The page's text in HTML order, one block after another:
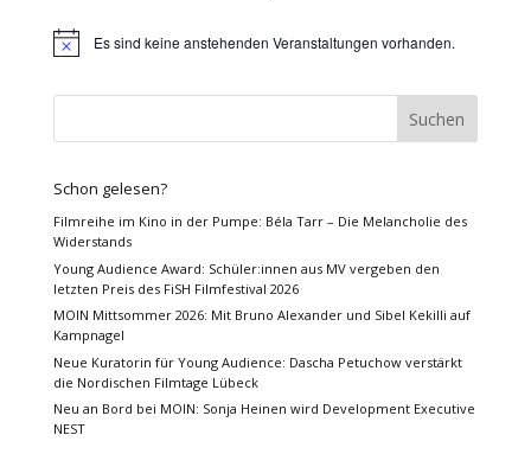
HinweisEs sind keine anstehenden Veranstaltungen vorhanden.
Schon gelesen?
Filmreihe im Kino in der Pumpe: Béla Tarr – Die Melancholie des
Widerstands
Young Audience Award: Schüler:innen aus MV vergeben den
letzten Preis des FiSH Filmfestival 2026
MOIN Mittsommer 2026: Mit Bruno Alexander und Sibel Kekilli auf
Kampnagel
Neue Kuratorin für Young Audience: Dascha Petuchow verstärkt
die Nordischen Filmtage Lübeck
Neu an Bord bei MOIN: Sonja Heinen wird Development Executive
NEST